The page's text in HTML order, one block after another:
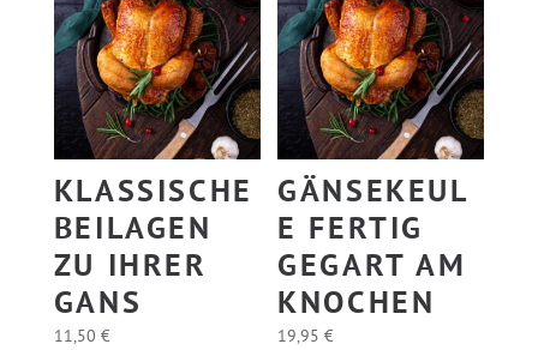
t
i
v
e
:
KLASSISCHE
BEILAGEN
ZU IHRER
GANS
11,50 €
GÄNSEKEUL
E FERTIG
GEGART AM
KNOCHEN
19,95€